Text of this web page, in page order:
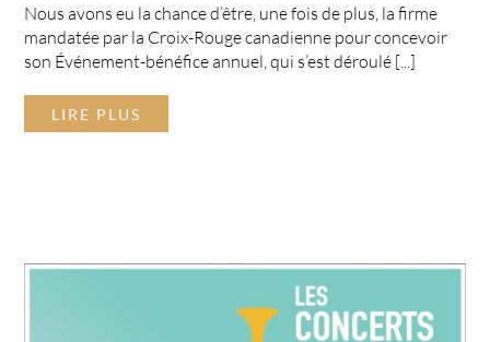
Nous avons eu la chance d’être, une fois de plus, la firme
mandatée par la Croix-Rouge canadienne pour concevoir
son Événement-bénéfice annuel, qui s’est déroulé [...]
LIRE PLUS